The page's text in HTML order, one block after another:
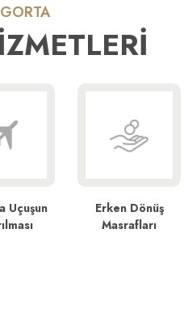
Uçuşun
Erken Dönüş
Masrafları